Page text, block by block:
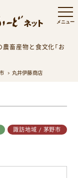
畜産物と食文化「お
丸井伊藤商店
諏訪地域 / 茅野市